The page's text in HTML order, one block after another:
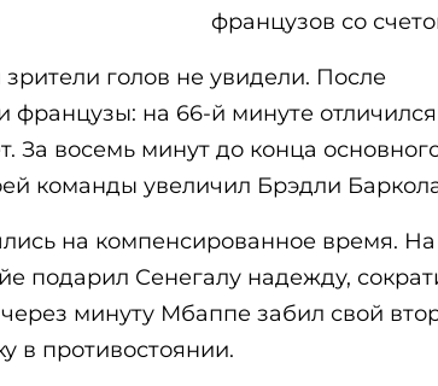
французов со
голов не увидели. После
французы: на 66-й минуте отличился
За восемь минут до конца
команды увеличил Брэдли
на компенсированное время. На
подарил Сенегалу надежду,
минуту Мбаппе забил свой
в противостоянии.